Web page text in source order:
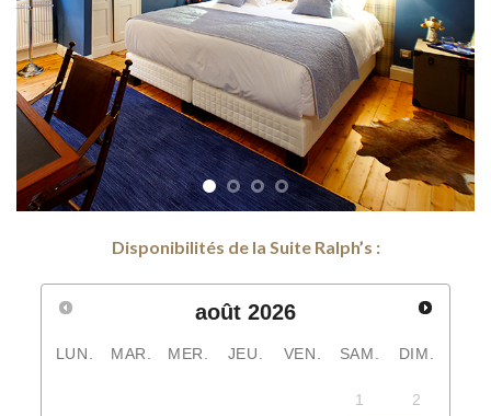
Disponibilités de la Suite Ralph’s :
août 2026
LUN. MAR. MER. JEU. VEN. SAM. DIM.
1 2